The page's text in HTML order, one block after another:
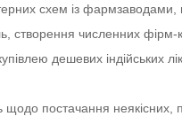
схем із
створення численних фірм-
дешевих індійських
щодо постачання